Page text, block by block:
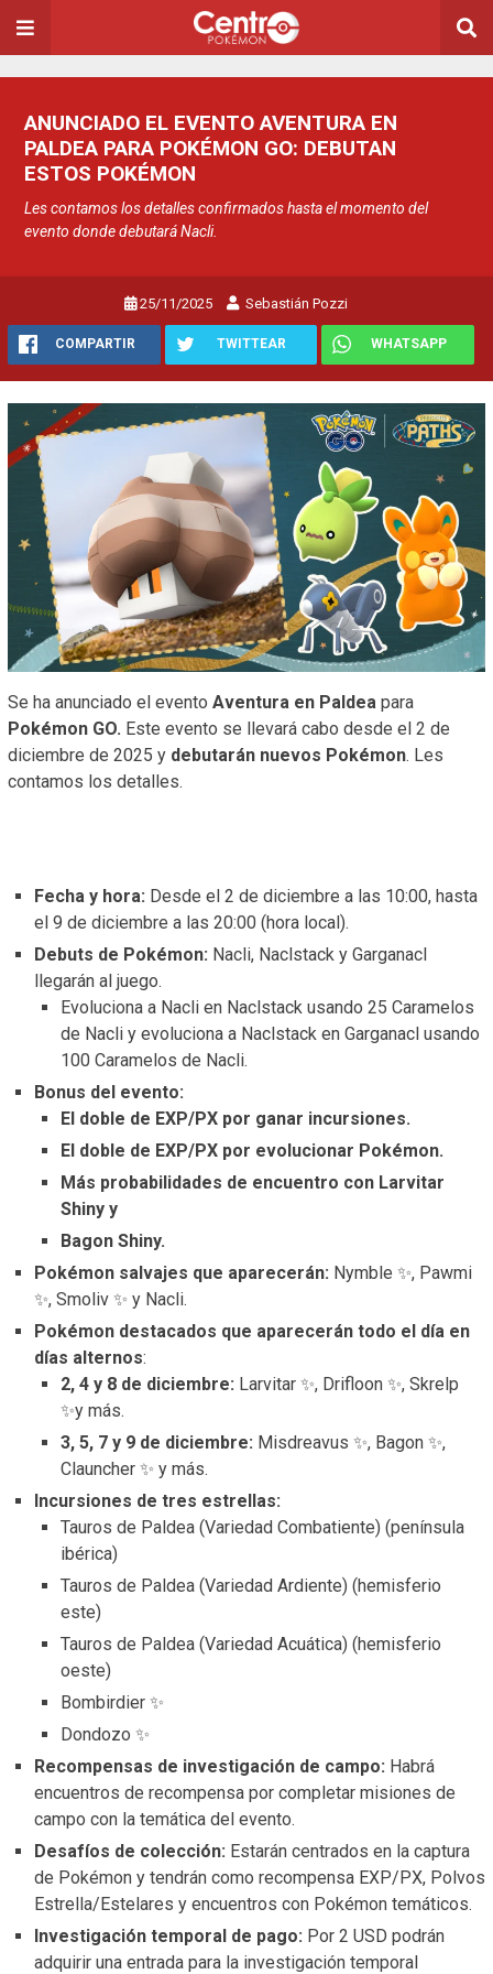
ANUNCIADO EL EVENTO AVENTURA EN
PALDEA PARA POKÉMON GO: DEBUTAN
ESTOS POKÉMON
Les contamos los detalles confirmados hasta el momento del
evento donde debutará Nacli.
25/11/2025 Sebastián Pozzi
COMPARTIR TWITTEAR WHATSAPP
Se ha anunciado el evento Aventura en Paldea para
Pokémon GO. Este evento se llevará cabo desde el 2 de
diciembre de 2025 y debutarán nuevos Pokémon. Les
contamos los detalles.
Fecha y hora: Desde el 2 de diciembre a las 10:00, hasta
el 9 de diciembre a las 20:00 (hora local).
Debuts de Pokémon: Nacli, Naclstack y Garganacl
llegarán al juego.
Evoluciona a Nacli en Naclstack usando 25 Caramelos
de Nacli y evoluciona a Naclstack en Garganacl usando
100 Caramelos de Nacli.
Bonus del evento:
El doble de EXP/PX por ganar incursiones.
El doble de EXP/PX por evolucionar Pokémon.
Más probabilidades de encuentro con Larvitar
Shiny y
Bagon Shiny.
Pokémon salvajes que aparecerán: Nymble ✨, Pawmi
✨, Smoliv ✨ y Nacli.
Pokémon destacados que aparecerán todo el día en
días alternos:
2, 4 y 8 de diciembre: Larvitar ✨, Drifloon ✨, Skrelp
✨y más.
3, 5, 7 y 9 de diciembre: Misdreavus ✨, Bagon ✨,
Clauncher ✨ y más.
Incursiones de tres estrellas:
Tauros de Paldea (Variedad Combatiente) (península
ibérica)
Tauros de Paldea (Variedad Ardiente) (hemisferio
este)
Tauros de Paldea (Variedad Acuática) (hemisferio
oeste)
Bombirdier ✨
Dondozo ✨
Recompensas de investigación de campo: Habrá
encuentros de recompensa por completar misiones de
campo con la temática del evento.
Desafíos de colección: Estarán centrados en la captura
de Pokémon y tendrán como recompensa EXP/PX, Polvos
Estrella/Estelares y encuentros con Pokémon temáticos.
Investigación temporal de pago: Por 2 USD podrán
adquirir una entrada para la investigación temporal